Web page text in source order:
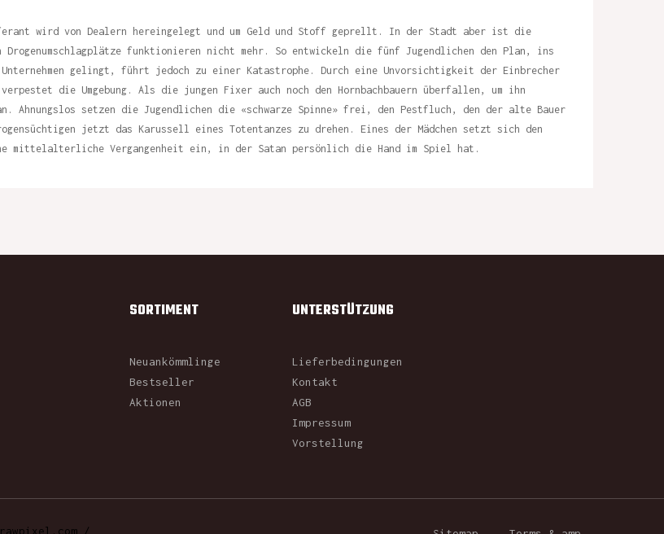
wird von Dealern hereingelegt und um Geld und Stoff geprellt. In der Stadt aber ist die
funktionieren nicht mehr. So entwickeln die fünf Jugendlichen den Plan, ins
Unternehmen gelingt, führt jedoch zu einer Katastrophe. Durch eine Unvorsichtigkeit der Einbrecher
die Umgebung. Als die jungen Fixer auch noch den Hornbachbauern überfallen, um ihn
Ahnungslos setzen die Jugendlichen die «schwarze Spinne» frei, den Pestfluch, den der alte Bauer
jetzt das Karussell eines Totentanzes zu drehen. Eines der Mädchen setzt sich den
mittelalterliche Vergangenheit ein, in der Satan persönlich die Hand im Spiel hat.
SORTIMENT
Neuankömmlinge
Bestseller
Aktionen
UNTERSTÜTZUNG
Lieferbedingungen
Kontakt
AGB
Impressum
Vorstellung
rawpixel.com /